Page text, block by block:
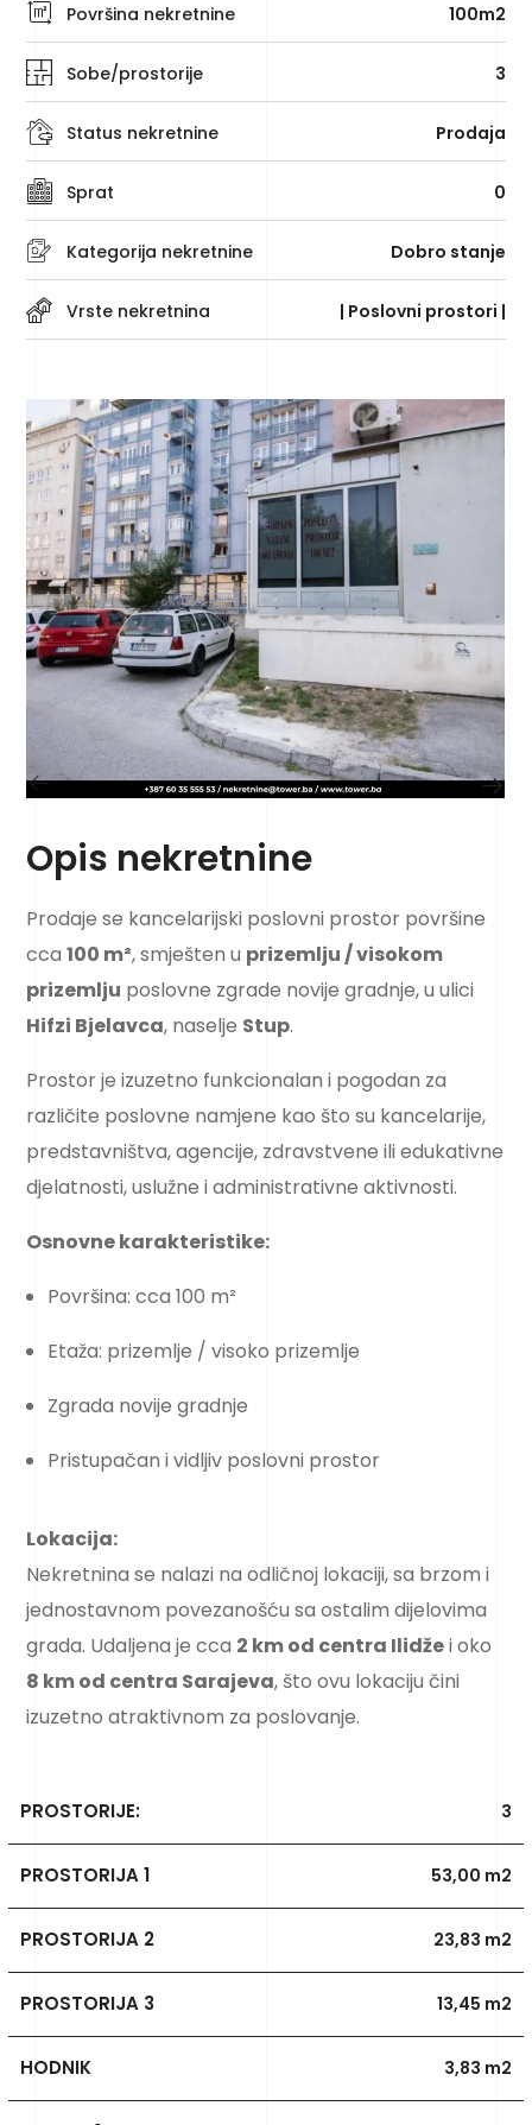
Površina nekretnine 100m2
Sobe/prostorije 3
Status nekretnine Prodaja
Sprat 0
Kategorija nekretnine Dobro stanje
Vrste nekretnina | Poslovni prostori |
Opis nekretnine
Prodaje se kancelarijski poslovni prostor površine
cca100 m², smješten u prizemlju / visokom
prizemlju poslovne zgrade novije gradnje, u ulici
Hifzi Bjelavca, naselje Stup.
Prostor je izuzetno funkcionalan i pogodan za
različite poslovne namjene kao što su kancelarije,
predstavništva, agencije, zdravstvene ili edukativne
djelatnosti, uslužne i administrativne aktivnosti.
Osnovne karakteristike:
Površina: cca 100 m²
Etaža: prizemlje / visoko prizemlje
Zgrada novije gradnje
Pristupačan i vidljiv poslovni prostor
Lokacija:
Nekretnina se nalazi na odličnoj lokaciji, sa brzom i
jednostavnom povezanošću sa ostalim dijelovima
grada. Udaljena je cca 2 km od centra Ilidžei oko
8 km od centra Sarajeva, što ovu lokaciju čini
izuzetno atraktivnom za poslovanje.
PROSTORIJE: 3
PROSTORIJA 1 53,00 m2
PROSTORIJA 2 23,83 m2
PROSTORIJA 3 13,45 m2
HODNIK 3,83 m2